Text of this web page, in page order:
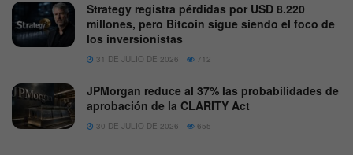
Strategy registra pérdidas por USD 8.220
millones, pero Bitcoin sigue siendo el foco de
los inversionistas
31 DE JULIO DE 2026 712
JPMorgan reduce al 37% las probabilidades de
aprobación de la CLARITY Act
30 DE JULIO DE 2026 655